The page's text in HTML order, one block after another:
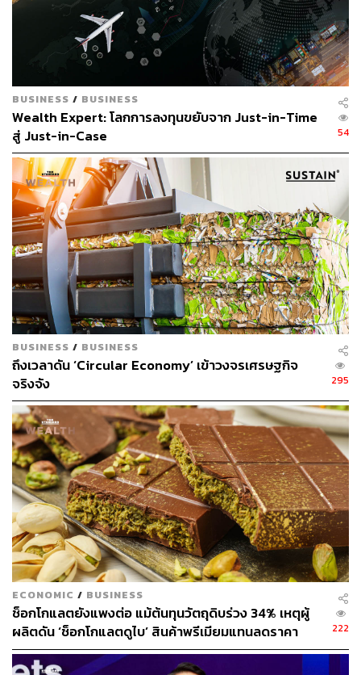
BUSINESS / BUSINESS
Wealth Expert: โลกการลงทุนขยับจาก Just-in-Time
สู่ Just-in-Case
54
BUSINESS / BUSINESS
ถึงเวลาดัน ‘Circular Economy’ เข้าวงจรเศรษฐกิจ
จริงจัง
295
ECONOMIC / BUSINESS
ช็อกโกแลตยังแพงต่อ แม้ต้นทุนวัตถุดิบร่วง 34% เหตุผู้
ผลิตดัน ‘ช็อกโกแลตดูไบ’ สินค้าพรีเมียมแทนลดราคา
222